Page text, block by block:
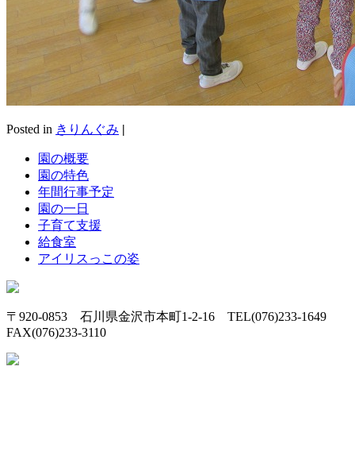
Posted in きりんぐみ |
園の概要
園の特色
年間行事予定
園の一日
子育て支援
給食室
アイリスっこの姿
〒920-0853 石川県金沢市本町1-2-16 TEL(076)233-1649
FAX(076)233-3110